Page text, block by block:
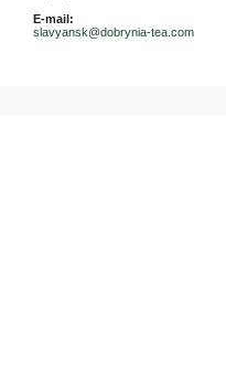
E-mail:
slavyansk@dobrynia-tea.com